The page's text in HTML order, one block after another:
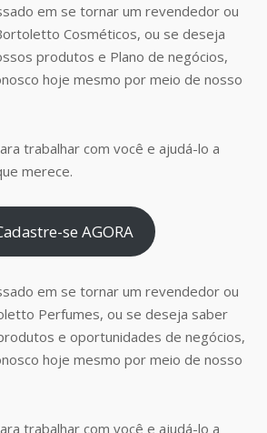
em se tornar um revendedor ou
Cosméticos, ou se deseja
produtos e Plano de negócios,
hoje mesmo por meio de nosso
trabalhar com você e ajudá-lo a
merece.
se AGORA
em se tornar um revendedor ou
Perfumes, ou se deseja saber
e oportunidades de negócios,
hoje mesmo por meio de nosso
trabalhar com você e ajudá-lo a